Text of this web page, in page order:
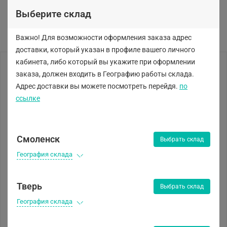
Выберите склад
Важно! Для возможности оформления заказа адрес
доставки, который указан в профиле вашего личного
кабинета, либо который вы укажите при оформлении
заказа, должен входить в Географию работы склада.
Адрес доставки вы можете посмотреть перейдя. по
ссылке
Смоленск Выбрать склад
География склада
Тверь Выбрать склад
География склада